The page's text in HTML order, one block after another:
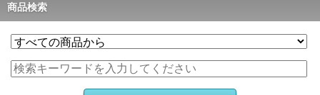
商品検索